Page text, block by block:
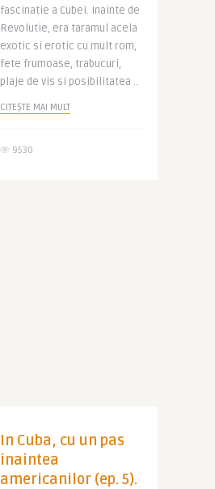
fascinatie a Cubei. Inainte de
Revolutie, era taramul acela
exotic si erotic cu mult rom,
fete frumoase, trabucuri,
plaje de vis si posibilitatea ..
CITEȘTE MAI MULT
9530
In Cuba, cu un pas
inaintea
americanilor (ep. 5).